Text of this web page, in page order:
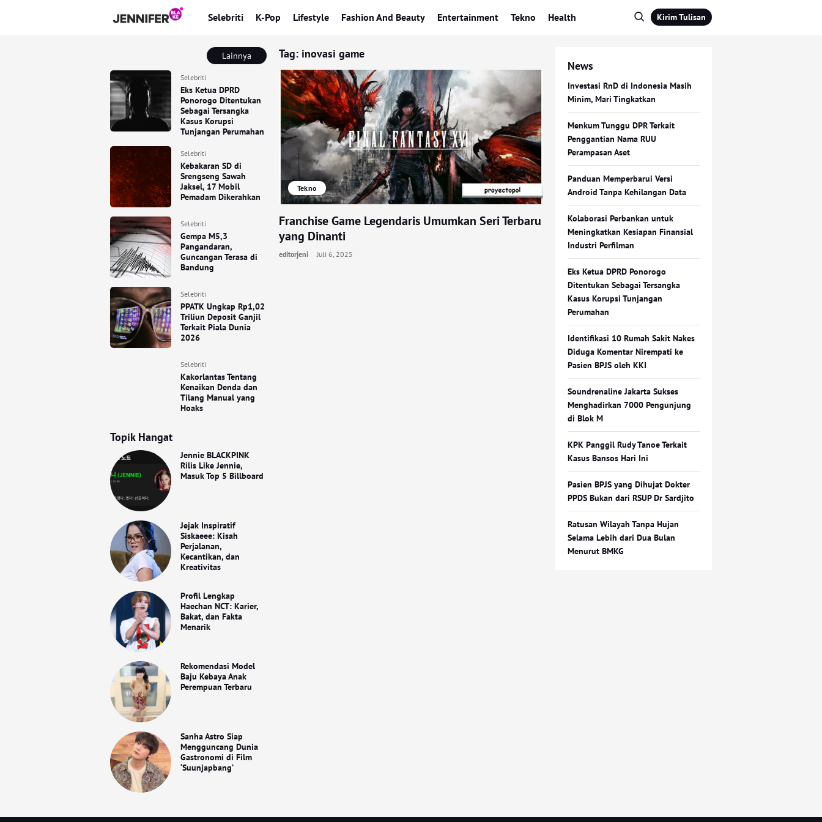
Selebriti K-Pop Lifestyle Fashion And Beauty Entertainment Tekno Health Kirim Tulisan
Lainnya
Selebriti
Eks Ketua DPRD
Ponorogo Ditentukan
Sebagai Tersangka
Kasus Korupsi
Tunjangan Perumahan
Selebriti
Kebakaran SD di
Srengseng Sawah
Jaksel, 17 Mobil
Pemadam Dikerahkan
Selebriti
Gempa M5,3
Pangandaran,
Guncangan Terasa di
Bandung
Selebriti
PPATK Ungkap Rp1,02
Triliun Deposit Ganjil
Terkait Piala Dunia
2026
Selebriti
Kakorlantas Tentang
Kenaikan Denda dan
Tilang Manual yang
Hoaks
Topik Hangat
Jennie BLACKPINK
Rilis Like Jennie,
Masuk Top 5 Billboard
Jejak Inspiratif
Siskaeee: Kisah
Perjalanan,
Kecantikan, dan
Kreativitas
Profil Lengkap
Haechan NCT: Karier,
Bakat, dan Fakta
Menarik
Rekomendasi Model
Baju Kebaya Anak
Perempuan Terbaru
Sanha Astro Siap
Mengguncang Dunia
Gastronomi di Film
‘Suunjapbang’
Tag: inovasi game
Tekno
Franchise Game Legendaris Umumkan Seri Terbaru
yang Dinanti
editorjeni Juli 6, 2025
News
Investasi RnD di Indonesia Masih
Minim, Mari Tingkatkan
Menkum Tunggu DPR Terkait
Penggantian Nama RUU
Perampasan Aset
Panduan Memperbarui Versi
Android Tanpa Kehilangan Data
Kolaborasi Perbankan untuk
Meningkatkan Kesiapan Finansial
Industri Perfilman
Eks Ketua DPRD Ponorogo
Ditentukan Sebagai Tersangka
Kasus Korupsi Tunjangan
Perumahan
Identifikasi 10 Rumah Sakit Nakes
Diduga Komentar Nirempati ke
Pasien BPJS oleh KKI
Soundrenaline Jakarta Sukses
Menghadirkan 7000 Pengunjung
di Blok M
KPK Panggil Rudy Tanoe Terkait
Kasus Bansos Hari Ini
Pasien BPJS yang Dihujat Dokter
PPDS Bukan dari RSUP Dr Sardjito
Ratusan Wilayah Tanpa Hujan
Selama Lebih dari Dua Bulan
Menurut BMKG